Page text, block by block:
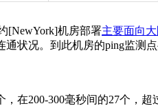
[NewYork]机房部署主要面向
状况。到此机房的ping监测
在200-300毫秒间的27个，超